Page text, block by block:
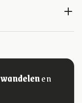
wandelenen